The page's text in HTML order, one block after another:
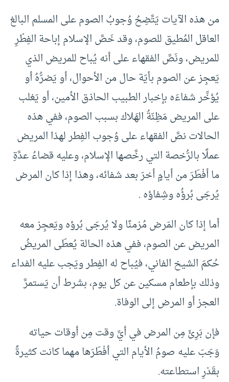
من هذه الآيات يَتَّضِحُ وُجوبُ الصوم على المسلم البالغ
العاقل المُطيق للصوم، وقد خَصَّ الإسلام إباحة الفِطْرِ
للمريض، ونَصَّ الفقهاء على أنه يُباح للمريض الذي
يَعجِز عن الصوم بأيّة حال من الأحوال، أو يَضرُّهُ أو
يُؤخِّر شفاءَه بإخبار الطبيب الحاذق الأمين، أو يَغلب
على المريض مَظِنّةُ الهَلاك بسبب الصوم، ففي هذه
الحالات نصَّ الفقهاء على وُجوب الفِطر لهذا المريض
عملًا بالرُّخصة التي رخَّصها الإسلام، وعليه قضاءُ عدَّةِ
ما أفْطَرَ من أيامٍ أخرَ بعد شفائه، وهذا إذا كان المرض
يُرجَى بُرؤُه وشِفاؤه .
أما إذا كان المَرض مُزمنًا ولا يُرجَى بُرؤه ويَعجِز معه
المريض عن الصوم، ففي هذه الحالة يُعطَى المريضُ
حُكمَ الشيخ الفاني، فيُباح له الفِطر ويَجب عليه الفداء
وذلك بإطعام مسكين عن كل يوم، بشرط أن يَستمرَّ
العجز أو المرض إلى الوفاة.
فإن بَرِئَ مِن المرض في أيِّ وقت مِن أوقات حياته
وَجَبَ عليه صومُ الأيام التي أفْطَرَها مهما كانت كثيرةً
بقَدْرِ استطاعته.